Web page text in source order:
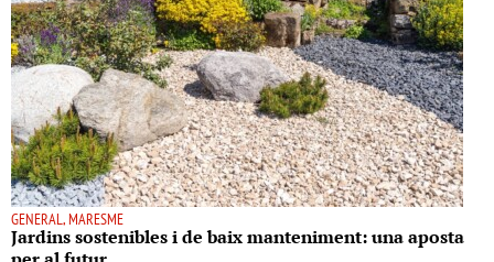
GENERAL, MARESME
Jardins sostenibles i de baix manteniment: una aposta